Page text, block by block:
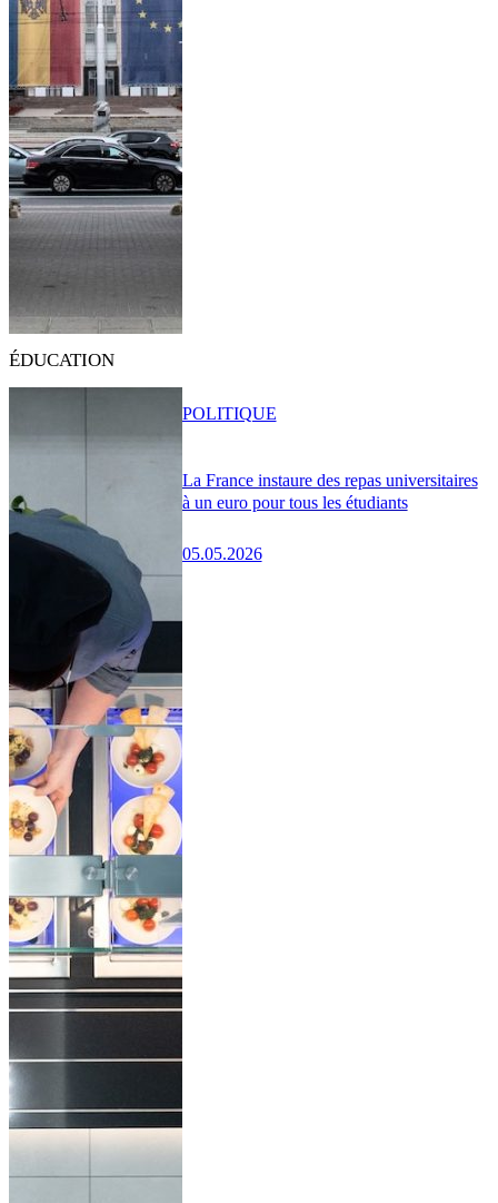
ÉDUCATION
La France instaure des repas universitaires
à un euro pour tous les étudiants
05.05.2026
POLITIQUE